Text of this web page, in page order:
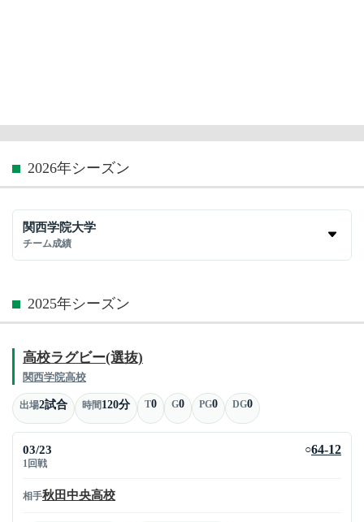
2026年シーズン
関西学院大学
チーム成績
2025年シーズン
高校ラグビー(選抜)
関西学院高校
出場2試合 時間120分 T0 G0 PG0 DG0
03/23
1回戦
○64-12
相手秋田中央高校